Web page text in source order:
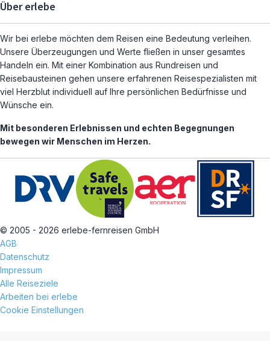
Über erlebe
Wir bei erlebe möchten dem Reisen eine Bedeutung verleihen.
Unsere Überzeugungen und Werte fließen in unser gesamtes
Handeln ein. Mit einer Kombination aus Rundreisen und
Reisebausteinen gehen unsere erfahrenen Reisespezialisten mit
viel Herzblut individuell auf Ihre persönlichen Bedürfnisse und
Wünsche ein.
Mit besonderen Erlebnissen und echten Begegnungen
bewegen wir Menschen im Herzen.
© 2005 - 2026 erlebe-fernreisen GmbH
AGB
Datenschutz
Impressum
Alle Reiseziele
Arbeiten bei erlebe
Cookie Einstellungen